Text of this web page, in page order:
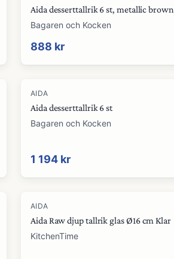
Aida desserttallrik 6 st, metallic brown
Bagaren och Kocken
888 kr
AIDA
Aida desserttallrik 6 st
Bagaren och Kocken
1 194 kr
-18 %
AIDA
Aida Raw djup tallrik glas Ø16 cm Klar
KitchenTime